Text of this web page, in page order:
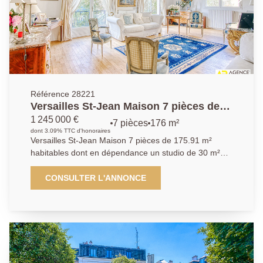
Référence 28221
Versailles St-Jean Maison 7 pièces de
175.91 m² habitables dont en
dépendance un studio de 30 m² sur
parcelle d'environ 450 m²
1 245 000 €
dont 3.09% TTC d'honoraires
7 pièces 176 m²
Versailles St-Jean Maison 7 pièces de 175.91 m²
habitables dont en dépendance un studio de 30 m²
sur parcelle d'environ 450m² Environnement
résidentiel très privilégié au coeur de la verdure et au
calme absolu à quelques minutes à pied seulement
des années 50 en très bon état offrant sur 3 niveaux:
Entrée, cuisine équipée, wc invités, superbe réception
salon / salle à manger de 50 m² baignée de lumière, 6
CONSULTER L'ANNONCE